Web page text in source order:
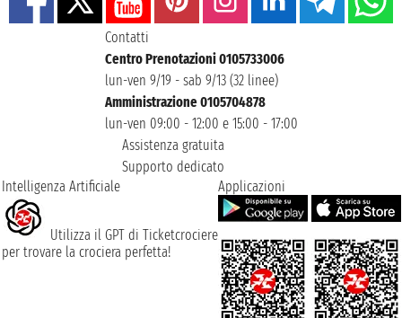
Contatti
Centro Prenotazioni 0105733006
lun-ven 9/19 - sab 9/13 (32 linee)
Amministrazione 0105704878
lun-ven 09:00 - 12:00 e 15:00 - 17:00
Assistenza gratuita
Supporto dedicato
Intelligenza Artificiale
Utilizza il GPT di Ticketcrociere
per trovare la crociera perfetta!
Applicazioni